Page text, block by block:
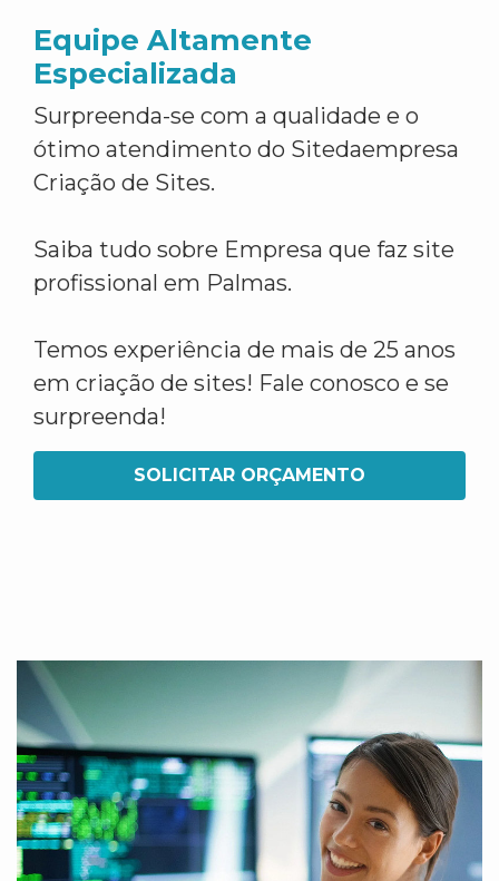
Equipe Altamente
Especializada
Surpreenda-se com a qualidade e o
ótimo atendimento do Sitedaempresa
Criação de Sites.
Saiba tudo sobre Empresa que faz site
profissional em Palmas.
Temos experiência de mais de 25 anos
em criação de sites! Fale conosco e se
surpreenda!
SOLICITAR ORÇAMENTO